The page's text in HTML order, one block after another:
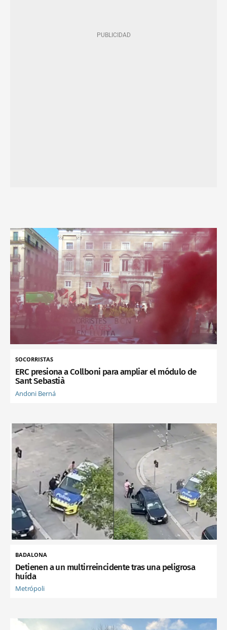
SOCORRISTAS
ERC presiona a Collboni para ampliar el módulo de
Sant Sebastià
Andoni Berná
BADALONA
Detienen a un multirreincidente tras una peligrosa
huída
Metrópoli